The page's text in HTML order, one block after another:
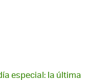
especial: la última